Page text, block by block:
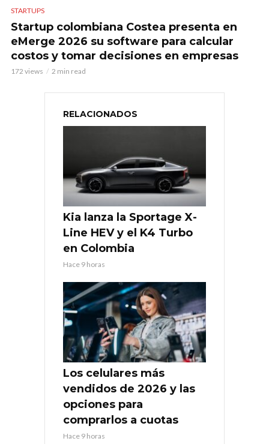
STARTUPS
Startup colombiana Costea presenta en
eMerge 2026 su software para calcular
costos y tomar decisiones en empresas
172 views 2 min read
RELACIONADOS
Kia lanza la Sportage X-
Line HEV y el K4 Turbo
en Colombia
Hace 9 horas
Los celulares más
vendidos de 2026 y las
opciones para
comprarlos a cuotas
Hace 9 horas